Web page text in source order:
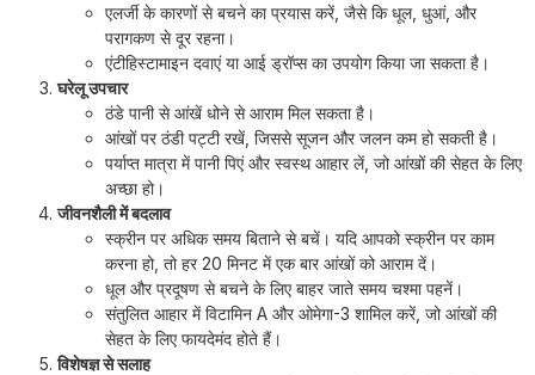
एलर्जी के कारणों से बचने का प्रयास करें, जैसे कि धूल, धुआं, और
परागकण से दूर रहना।
एंटीहिस्टामाइन दवाएं या आई ड्रॉप्स का उपयोग किया जा सकता है।
घरेलू उपचार
ठंडे पानी से आंखें धोने से आराम मिल सकता है।
आंखों पर ठंडी पट्टी रखें, जिससे सूजन और जलन कम हो सकती है।
पर्याप्त मात्रा में पानी पिएं और स्वस्थ आहार लें, जो आंखों की सेहत के लिए
अच्छा हो।
जीवनशैली में बदलाव
स्क्रीन पर अधिक समय बिताने से बचें। यदि आपको स्क्रीन पर काम
करना हो, तो हर 20 मिनट में एक बार आंखों को आराम दें।
धूल और प्रदूषण से बचने के लिए बाहर जाते समय चश्मा पहनें।
संतुलित आहार में विटामिन A और ओमेगा-3 शामिल करें, जो आंखों की
सेहत के लिए फायदेमंद होते हैं।
विशेषज्ञ से सलाह